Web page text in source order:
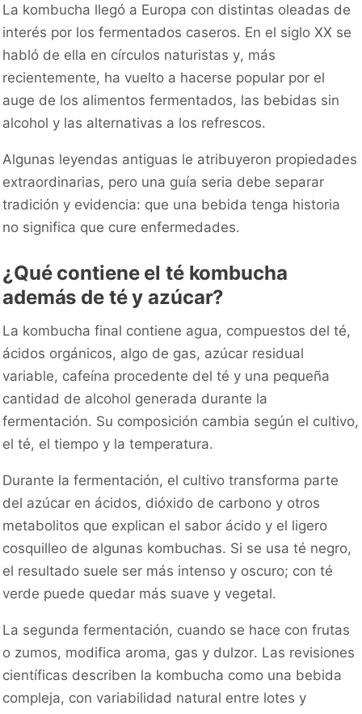
La kombucha llegó a Europa con distintas oleadas de
interés por los fermentados caseros. En el siglo XX se
habló de ella en círculos naturistas y, más
recientemente, ha vuelto a hacerse popular por el
auge de los alimentos fermentados, las bebidas sin
alcohol y las alternativas a los refrescos.
Algunas leyendas antiguas le atribuyeron propiedades
extraordinarias, pero una guía seria debe separar
tradición y evidencia: que una bebida tenga historia
no significa que cure enfermedades.
¿Qué contiene el té kombucha
además de té y azúcar?
La kombucha final contiene agua, compuestos del té,
ácidos orgánicos, algo de gas, azúcar residual
variable, cafeína procedente del té y una pequeña
cantidad de alcohol generada durante la
fermentación. Su composición cambia según el cultivo,
el té, el tiempo y la temperatura.
Durante la fermentación, el cultivo transforma parte
del azúcar en ácidos, dióxido de carbono y otros
metabolitos que explican el sabor ácido y el ligero
cosquilleo de algunas kombuchas. Si se usa té negro,
el resultado suele ser más intenso y oscuro; con té
verde puede quedar más suave y vegetal.
La segunda fermentación, cuando se hace con frutas
o zumos, modifica aroma, gas y dulzor. Las revisiones
científicas describen la kombucha como una bebida
compleja, con variabilidad natural entre lotes y